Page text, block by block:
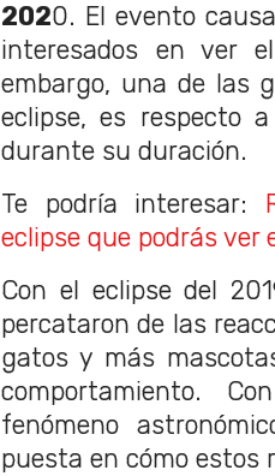
2020. El evento
interesados en ver
embargo, una de las
eclipse, es respecto
durante su duración.
Te podría interesar:
eclipse que podrás ver
Con el eclipse del
percataron de las
gatos y más
comportamiento.
fenómeno
puesta en cómo estos